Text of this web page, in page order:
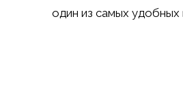
один из самых удобных